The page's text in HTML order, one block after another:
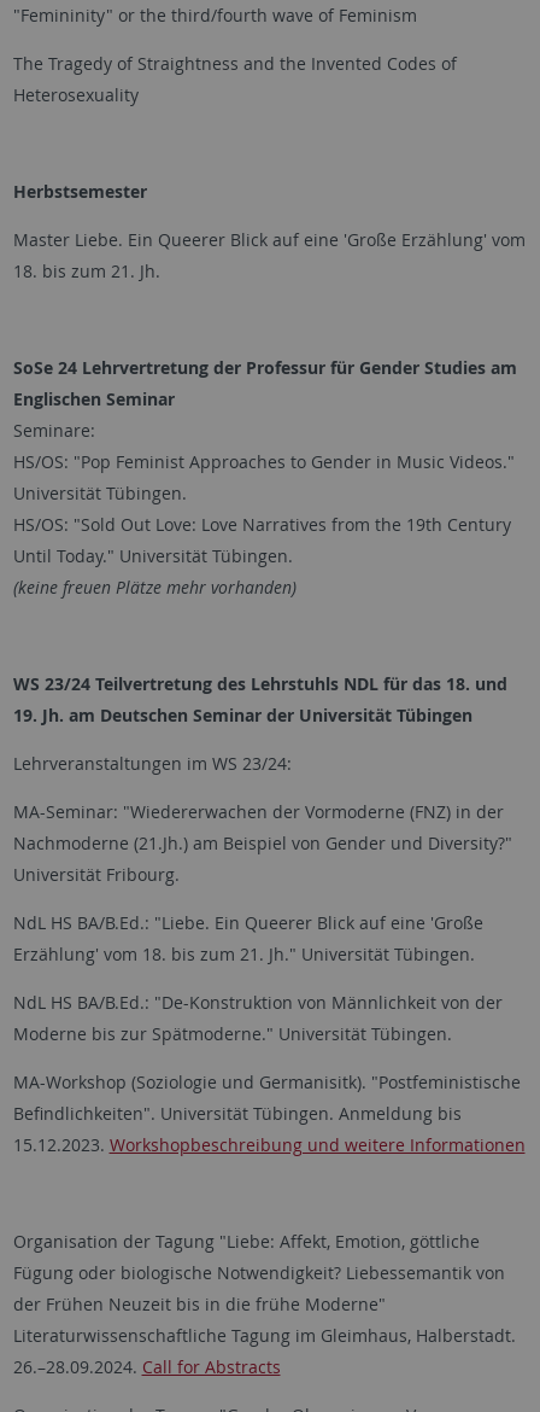
"Femininity" or the third/fourth wave of Feminism
The Tragedy of Straightness and the Invented Codes of
Heterosexuality
Herbstsemester
Master Liebe. Ein Queerer Blick auf eine 'Große Erzählung' vom
18. bis zum 21. Jh.
SoSe 24 Lehrvertretung der Professur für Gender Studies am
Englischen Seminar
Seminare:
HS/OS: "Pop Feminist Approaches to Gender in Music Videos."
Universität Tübingen.
HS/OS: "Sold Out Love: Love Narratives from the 19th Century
Until Today." Universität Tübingen.
(keine freuen Plätze mehr vorhanden)
WS 23/24 Teilvertretung des Lehrstuhls NDL für das 18. und
19. Jh. am Deutschen Seminar der Universität Tübingen
Lehrveranstaltungen im WS 23/24:
MA-Seminar: "Wiedererwachen der Vormoderne (FNZ) in der
Nachmoderne (21.Jh.) am Beispiel von Gender und Diversity?"
Universität Fribourg.
NdL HS BA/B.Ed.: "Liebe. Ein Queerer Blick auf eine 'Große
Erzählung' vom 18. bis zum 21. Jh." Universität Tübingen.
NdL HS BA/B.Ed.: "De-Konstruktion von Männlichkeit von der
Moderne bis zur Spätmoderne." Universität Tübingen.
MA-Workshop (Soziologie und Germanisitk). "Postfeministische
Befindlichkeiten". Universität Tübingen. Anmeldung bis
15.12.2023. Workshopbeschreibung und weitere Informationen
Organisation der Tagung "Liebe: Affekt, Emotion, göttliche
Fügung oder biologische Notwendigkeit? Liebessemantik von
der Frühen Neuzeit bis in die frühe Moderne"
Literaturwissenschaftliche Tagung im Gleimhaus, Halberstadt.
26.–28.09.2024. Call for Abstracts